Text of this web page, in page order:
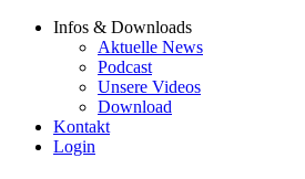
Infos & Downloads
Aktuelle News
Podcast
Unsere Videos
Download
Kontakt
Login